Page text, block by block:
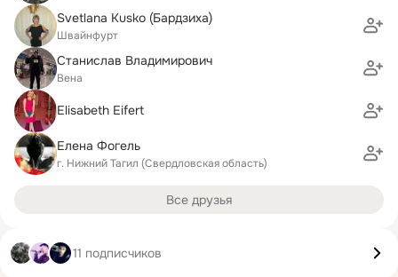
Svetlana Kusko (Бардзиха)
Швайнфурт
Станислав Владимирович
Вена
Elisabeth Eifert
Елена Фогель
г. Нижний Тагил (Свердловская область)
Все друзья
11 подписчиков